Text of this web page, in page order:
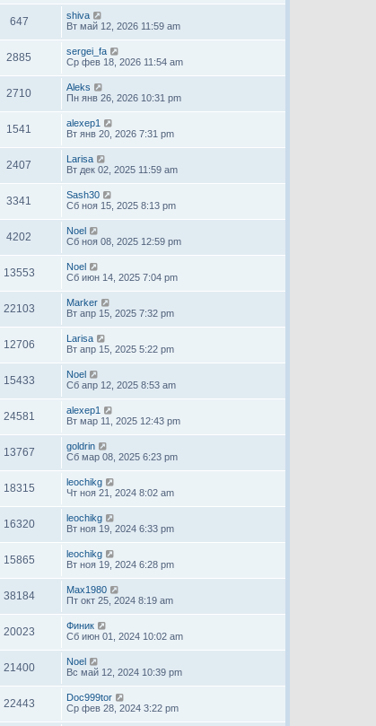
647
shiva
Вт май 12, 2026 11:59 am
2885
sergei_fa
Ср фев 18, 2026 11:54 am
2710
Aleks
Пн янв 26, 2026 10:31 pm
1541
alexep1
Вт янв 20, 2026 7:31 pm
2407
Larisa
Вт дек 02, 2025 11:59 am
3341
Sash30
Сб ноя 15, 2025 8:13 pm
4202
Noel
Сб ноя 08, 2025 12:59 pm
13553
Noel
Сб июн 14, 2025 7:04 pm
22103
Marker
Вт апр 15, 2025 7:32 pm
12706
Larisa
Вт апр 15, 2025 5:22 pm
15433
Noel
Сб апр 12, 2025 8:53 am
24581
alexep1
Вт мар 11, 2025 12:43 pm
13767
goldrin
Сб мар 08, 2025 6:23 pm
18315
leochikg
Чт ноя 21, 2024 8:02 am
16320
leochikg
Вт ноя 19, 2024 6:33 pm
15865
leochikg
Вт ноя 19, 2024 6:28 pm
38184
Max1980
Пт окт 25, 2024 8:19 am
20023
Финик
Сб июн 01, 2024 10:02 am
21400
Noel
Вс май 12, 2024 10:39 pm
22443
Doc999tor
Ср фев 28, 2024 3:22 pm